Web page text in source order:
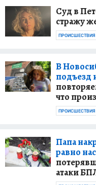
Суд в
стражу
ПРОИСШЕСТВИЯ
В
подъезд
что
ПРОИСШЕСТВИЯ
Папа
равно
атаки